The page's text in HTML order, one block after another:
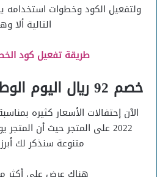
ولتفعيل الكود وخطوات استخدامه
التالية ألا
طريقة تفعيل كود
خصم 92 ريال اليوم الوطنى 92 على اينما
الآن إحتفالات الأسعار كثيره
2022 على المتجر حيث أن
متنوعة سنذكر لك